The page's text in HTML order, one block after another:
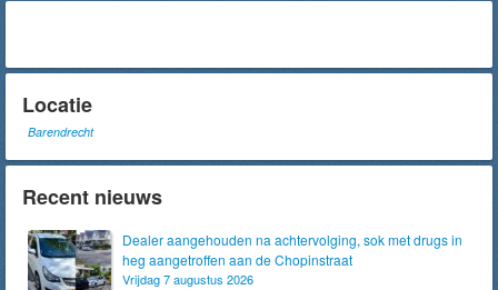
Locatie
Barendrecht
Recent nieuws
Dealer aangehouden na achtervolging, sok met drugs in
heg aangetroffen aan de Chopinstraat
Vrijdag 7 augustus 2026